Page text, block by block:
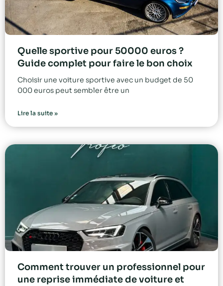
Quelle sportive pour 50000 euros ?
Guide complet pour faire le bon choix
Choisir une voiture sportive avec un budget de 50
000 euros peut sembler être un
Lire la suite »
Comment trouver un professionnel pour
une reprise immédiate de voiture et